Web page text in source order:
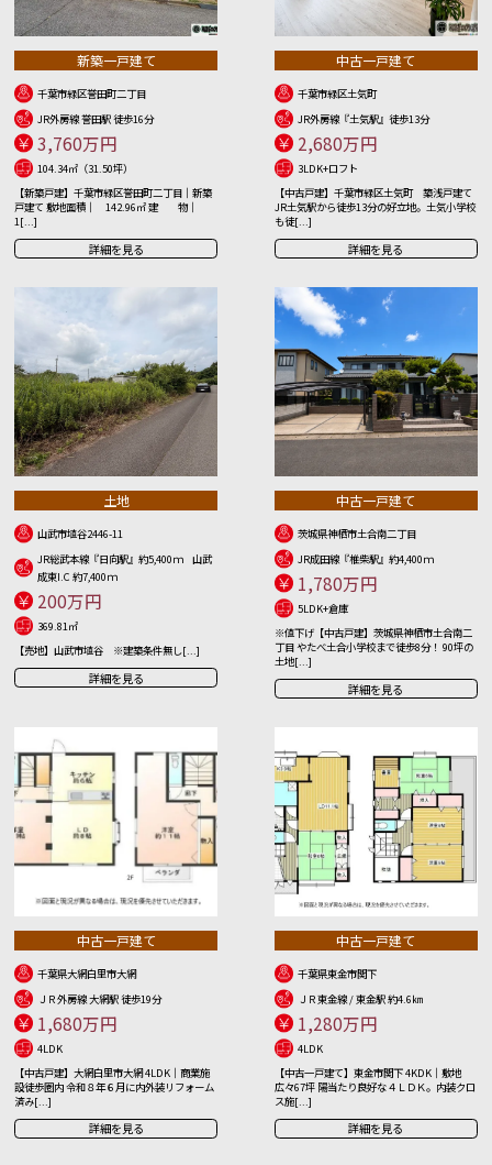
新築一戸建て
千葉市緑区誉田町二丁目
JR外房線 誉田駅 徒歩16分
3,760万円
104.34㎡（31.50坪）
【新築戸建】千葉市緑区誉田町二丁目｜新築
戸建て 敷地面積｜ 142.96㎡ 建 物｜
1[...]
詳細を見る
中古一戸建て
千葉市緑区土気町
JR外房線『土気駅』徒歩13分
2,680万円
3LDK+ロフト
【中古戸建】千葉市緑区土気町 築浅戸建て
JR土気駅から徒歩13分の好立地。土気小学校
も徒[...]
詳細を見る
土地
山武市埴谷2446-11
JR総武本線『日向駅』約5,400ｍ 山武
成東I.C 約7,400ｍ
200万円
369.81㎡
【売地】山武市埴谷 ※建築条件無し[...]
詳細を見る
中古一戸建て
茨城県神栖市土合南二丁目
JR成田線『椎柴駅』約4,400ｍ
1,780万円
5LDK+倉庫
※値下げ【中古戸建】茨城県神栖市土合南二
丁目 やたべ土合小学校まで徒歩8分！ 90坪の
土地[...]
詳細を見る
中古一戸建て
千葉県大網白里市大網
ＪＲ外房線 大網駅 徒歩19分
1,680万円
4LDK
【中古戸建】大網白里市大網 4LDK｜商業施
設徒歩圏内 令和８年６月に内外装リフォーム
済み[...]
詳細を見る
中古一戸建て
千葉県東金市関下
ＪＲ東金線 / 東金駅 約4.6㎞
1,280万円
4LDK
【中古一戸建て】東金市関下 4KDK｜敷地
広々67坪 陽当たり良好な４ＬＤＫ。内装クロ
ス施[...]
詳細を見る